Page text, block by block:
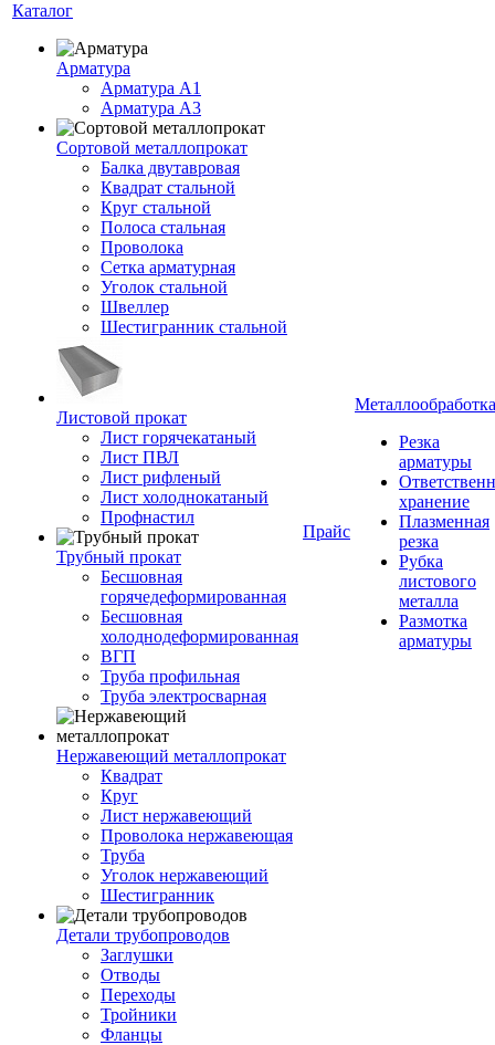
Каталог
Арматура
Арматура A1
Арматура А3
Сортовой металлопрокат
Балка двутавровая
Квадрат стальной
Круг стальной
Полоса стальная
Проволока
Сетка арматурная
Уголок стальной
Швеллер
Шестигранник стальной
Листовой прокат
Лист горячекатаный
Лист ПВЛ
Лист рифленый
Лист холоднокатаный
Профнастил
Трубный прокат
Бесшовная
горячедеформированная
Бесшовная
холоднодеформированная
ВГП
Труба профильная
Труба электросварная
Нержавеющий металлопрокат
Квадрат
Круг
Лист нержавеющий
Проволока нержавеющая
Труба
Уголок нержавеющий
Шестигранник
Детали трубопроводов
Заглушки
Отводы
Переходы
Тройники
Фланцы
Прайс
Металлообработка
Резка
арматуры
хранение
Плазменная
резка
Рубка
листового
металла
Размотка
арматуры